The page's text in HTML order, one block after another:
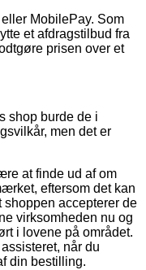
MobilePay. Som
et afdragstilbud fra
prisen over et
shop burde de i
men det er
at finde ud af om
eftersom det kan
accepterer de
virksomheden nu og
i lovene på området.
når du
din bestilling.